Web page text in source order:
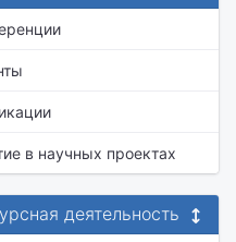
в научных проектах
деятельность